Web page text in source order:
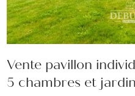
Vente pavillon
5 chambres et